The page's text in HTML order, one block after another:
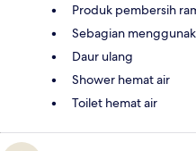
Produk pembersih
Sebagian
Daur ulang
Shower hemat air
Toilet hemat air